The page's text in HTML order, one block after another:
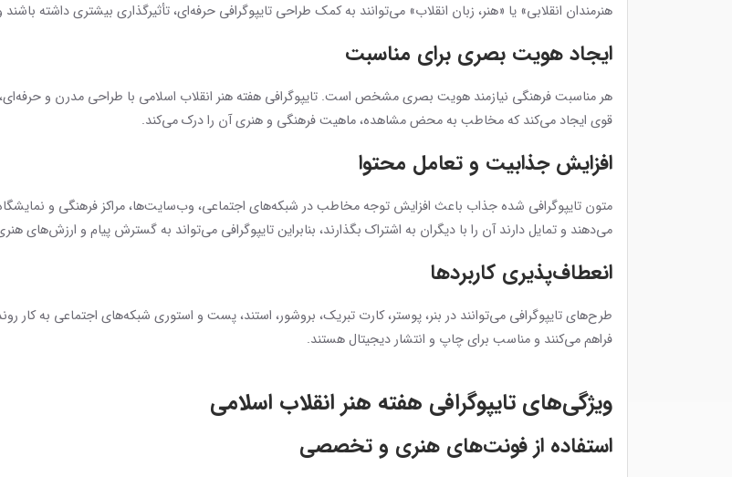
هنرمندان انقلابی» یا «هنر، زبان انقلاب» می‌توانند به کمک طراحی تایپوگرافی حرفه‌ای، تأثیرگذاری بیشتری داشته
ایجاد هویت بصری برای مناسبت
هر مناسبت فرهنگی نیازمند هویت بصری مشخص است. تایپوگرافی هفته هنر انقلاب اسلامی با طراحی مدرن و
قوی ایجاد می‌کند که مخاطب به محض مشاهده، ماهیت فرهنگی و هنری آن را درک می‌کند.
افزایش جذابیت و تعامل محتوا
متون تایپوگرافی شده جذاب باعث افزایش توجه مخاطب در شبکه‌های اجتماعی، وب‌سایت‌ها، مراکز فرهنگی و
می‌دهند و تمایل دارند آن را با دیگران به اشتراک بگذارند، بنابراین تایپوگرافی می‌تواند به گسترش پیام و ارزش‌های
انعطاف‌پذیری کاربردها
طرح‌های تایپوگرافی می‌توانند در بنر، پوستر، کارت تبریک، بروشور، استند، پست و استوری شبکه‌های اجتماعی به کار
فراهم می‌کنند و مناسب برای چاپ و انتشار دیجیتال هستند.
ویژگی‌های تایپوگرافی هفته هنر انقلاب اسلامی
استفاده از فونت‌های هنری و تخصصی